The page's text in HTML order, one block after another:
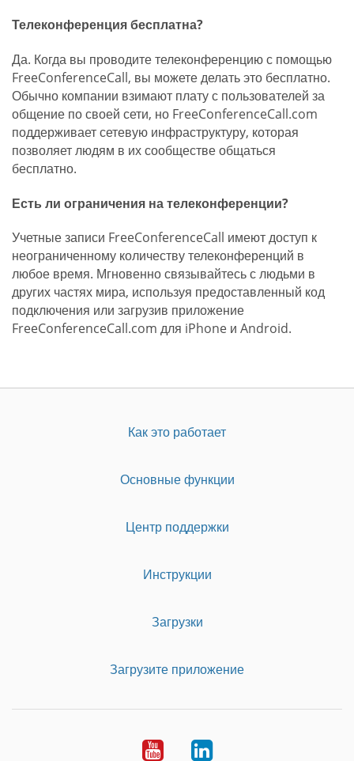
Телеконференция бесплатна?
Да. Когда вы проводите телеконференцию с помощью
FreeConferenceCall, вы можете делать это бесплатно.
Обычно компании взимают плату с пользователей за
общение по своей сети, но FreeConferenceCall.com
поддерживает сетевую инфраструктуру, которая
позволяет людям в их сообществе общаться
бесплатно.
Есть ли ограничения на телеконференции?
Учетные записи FreeConferenceCall имеют доступ к
неограниченному количеству телеконференций в
любое время. Мгновенно связывайтесь с людьми в
других частях мира, используя предоставленный код
подключения или загрузив приложение
FreeConferenceCall.com для iPhone и Android.
Как это работает
Основные функции
Центр поддержки
Инструкции
Загрузки
Загрузите приложение
YoutubeLinkedIn